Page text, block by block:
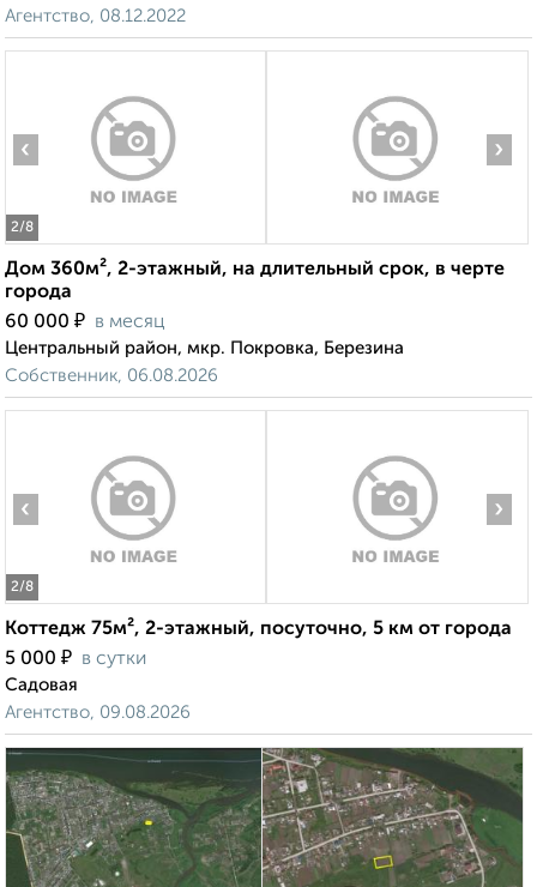
Агентство, 08.12.2022
2/8
‹ ›
Дом 360м², 2-этажный, на длительный срок, в черте
города
60 000 ₽ в месяц
Центральный район, мкр. Покровка, Березина
Собственник, 06.08.2026
2/8
‹ ›
Коттедж 75м², 2-этажный, посуточно, 5 км от города
5 000 ₽ в сутки
Садовая
Агентство, 09.08.2026